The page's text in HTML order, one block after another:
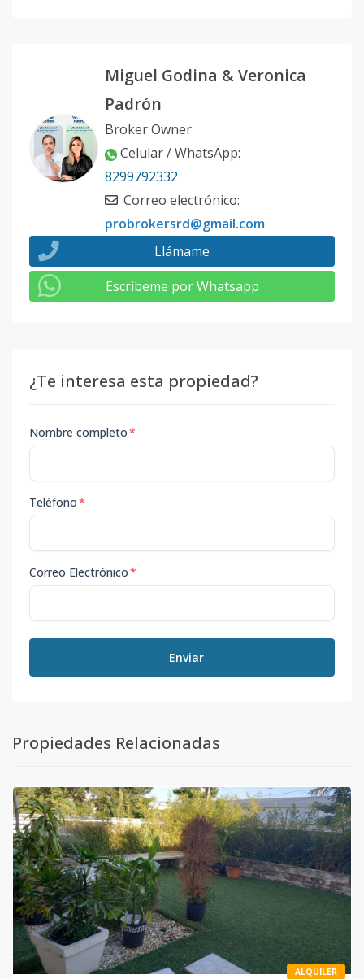
Miguel Godina & Veronica
Padrón
Broker Owner
Celular / WhatsApp:
8299792332
Correo electrónico:
probrokersrd@gmail.com
Llámame
Escribeme por Whatsapp
¿Te interesa esta propiedad?
Nombre completo*
Teléfono*
Correo Electrónico*
Enviar
Propiedades Relacionadas
ALQUILER